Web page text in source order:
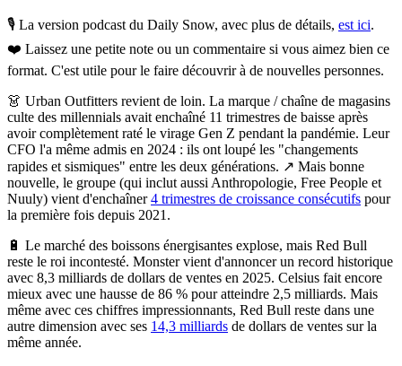
🎙️ La version podcast du Daily Snow, avec plus de détails, est ici.
❤️ Laissez une petite note ou un commentaire si vous aimez bien ce
format. C'est utile pour le faire découvrir à de nouvelles personnes.
👗 Urban Outfitters revient de loin. La marque / chaîne de magasins
culte des millennials avait enchaîné 11 trimestres de baisse après
avoir complètement raté le virage Gen Z pendant la pandémie. Leur
CFO l'a même admis en 2024 : ils ont loupé les "changements
rapides et sismiques" entre les deux générations. ↗️ Mais bonne
nouvelle, le groupe (qui inclut aussi Anthropologie, Free People et
Nuuly) vient d'enchaîner4 trimestres de croissance consécutifs pour
la première fois depuis 2021.
🔋 Le marché des boissons énergisantes explose, mais Red Bull
reste le roi incontesté. Monster vient d'annoncer un record historique
avec 8,3 milliards de dollars de ventes en 2025. Celsius fait encore
mieux avec une hausse de 86 % pour atteindre 2,5 milliards. Mais
même avec ces chiffres impressionnants, Red Bull reste dans une
autre dimension avec ses 14,3 milliards de dollars de ventes sur la
même année.